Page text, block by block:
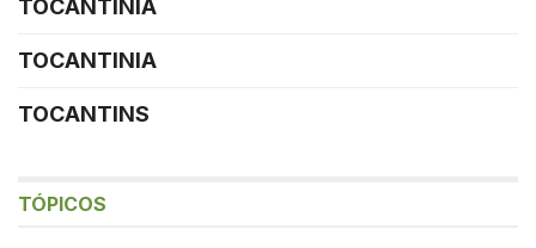
TOCANTINIA
TOCANTINIA
TOCANTINS
TÓPICOS